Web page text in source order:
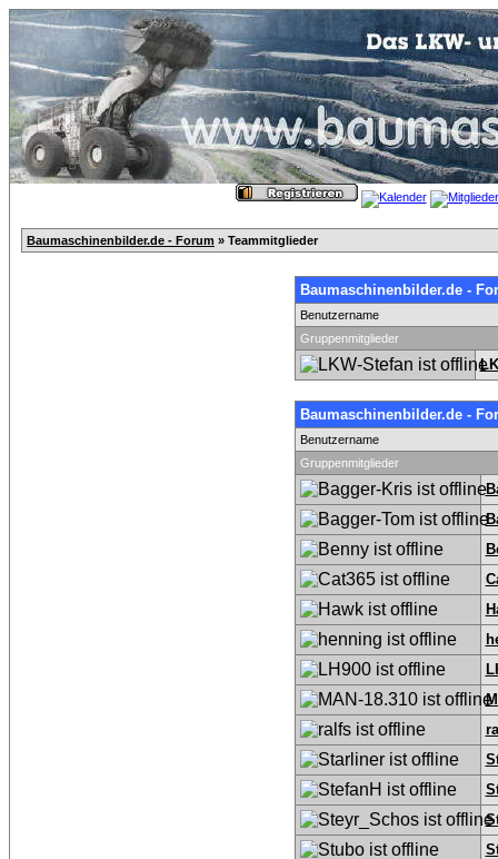
Baumaschinenbilder.de - Forum » Teammitglieder
Baumaschinenbilder.de -
Benutzername
Gruppenmitglieder
Baumaschinenbilder.de -
Benutzername
Gruppenmitglieder